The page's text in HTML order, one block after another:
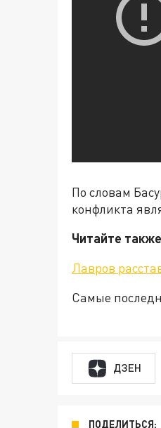
По словам
конфликта
Читайте
Лавров
Самые
ДЗЕН
ПОДЕЛИТЬСЯ: